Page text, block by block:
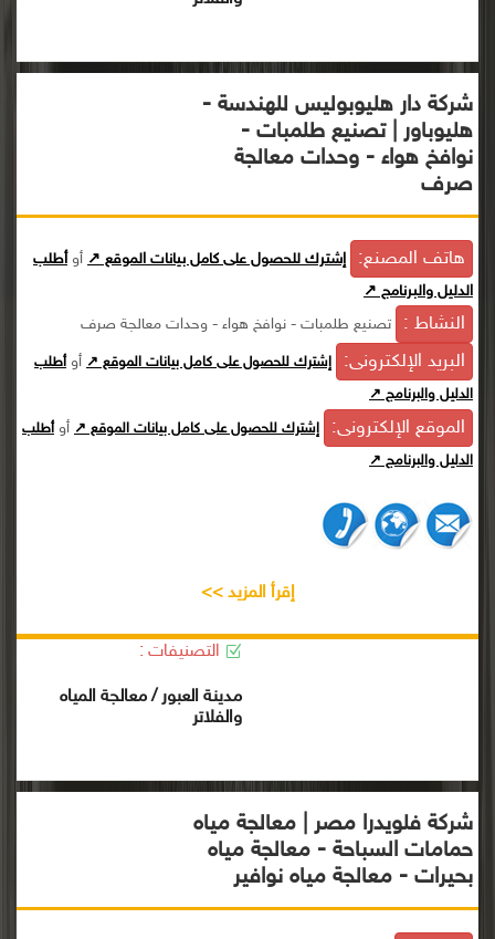
شركة دار هليوبوليس للهندسة -
هليوباور | تصنيع طلمبات -
نوافخ هواء - وحدات معالجة
صرف
هاتف المصنع: إشترك للحصول على كامل بيانات الموقع ↗ أوأطلب
الدليل والبرنامج ↗
النشاط : تصنيع طلمبات - نوافخ هواء - وحدات معالجة صرف
البريد الإلكترونى: إشترك للحصول على كامل بيانات الموقع ↗ أوأطلب
الدليل والبرنامج ↗
الموقع الإلكترونى: إشترك للحصول على كامل بيانات الموقع ↗ أوأطلب
الدليل والبرنامج ↗
إقرأ المزيد >>
التصنيفات :
مدينة العبور / معالجة المياه
والفلاتر
شركة فلويدرا مصر | معالجة مياه
حمامات السباحة - معالجة مياه
بحيرات - معالجة مياه نوافير